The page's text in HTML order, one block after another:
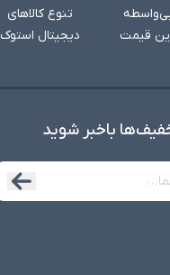
قیمت
تنوع کالاهای
دیجیتال استوک
با‌خبر شوید